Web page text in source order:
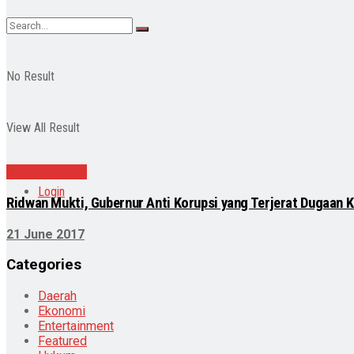
No Result
View All Result
Login
Ridwan Mukti, Gubernur Anti Korupsi yang Terjerat Dugaan
21 June 2017
Categories
Daerah
Ekonomi
Entertainment
Featured